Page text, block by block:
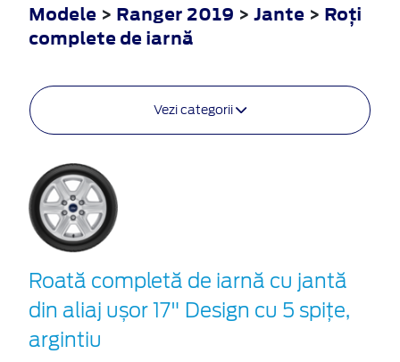
Modele > Ranger 2019 > Jante > Roţi
complete de iarnă
Vezi categorii
Roată completă de iarnă cu jantă
din aliaj ușor 17" Design cu 5 spițe,
argintiu